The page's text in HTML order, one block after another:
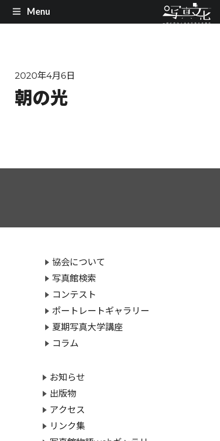
Menu
2020年4月6日
朝の光
協会について
写真館検索
コンテスト
ポートレートギャラリー
夏期写真大学講座
コラム
お知らせ
出版物
アクセス
リンク集